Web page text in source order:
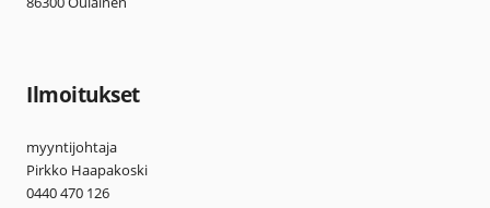
Ilmoitukset
myyntijohtaja
Pirkko Haapakoski
0440 470 126